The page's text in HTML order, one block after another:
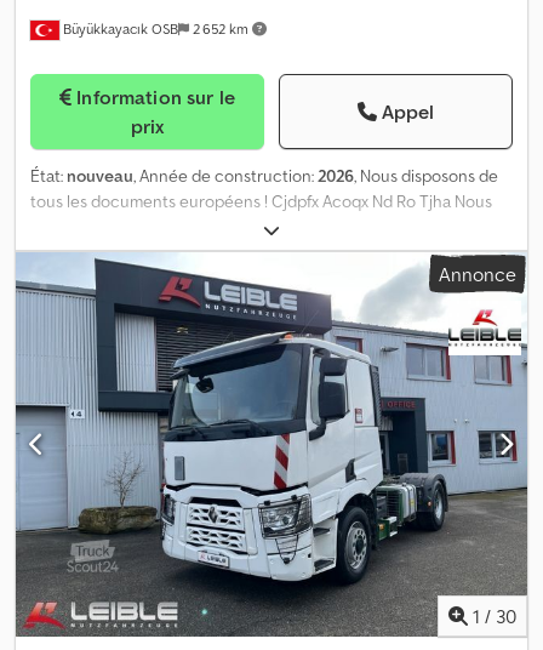
Büyükkayacık OSB 2 652 km
prix
Appel
État: nouveau, Année de construction:2026, Nous disposons de
tous les documents européens ! Cjdpfx Acoqx Nd Ro Tjha Nous
pouvons livrer les remorques selon les incoterms FOB, EXW, CPT,
CFR, CIF. Si vous êtes intéressé, n'hésitez pas à nous contacter :
Pour les pays européens : Pour les pays africains :
Annonce
1 / 30